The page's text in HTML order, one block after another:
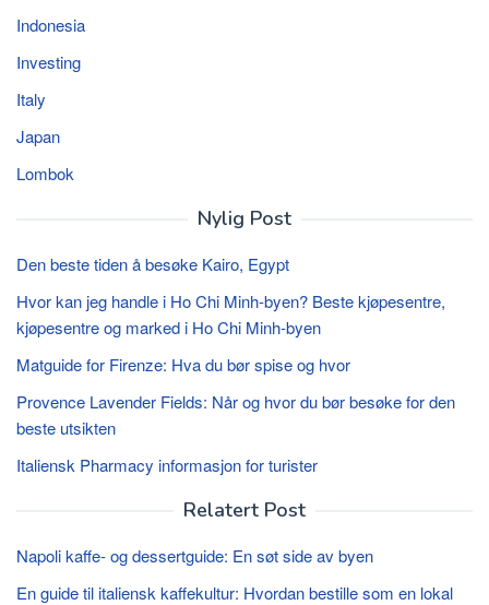
Indonesia
Investing
Italy
Japan
Lombok
Nylig Post
Den beste tiden å besøke Kairo, Egypt
Hvor kan jeg handle i Ho Chi Minh-byen? Beste kjøpesentre,
kjøpesentre og marked i Ho Chi Minh-byen
Matguide for Firenze: Hva du bør spise og hvor
Provence Lavender Fields: Når og hvor du bør besøke for den
beste utsikten
Italiensk Pharmacy informasjon for turister
Relatert Post
Napoli kaffe- og dessertguide: En søt side av byen
En guide til italiensk kaffekultur: Hvordan bestille som en lokal